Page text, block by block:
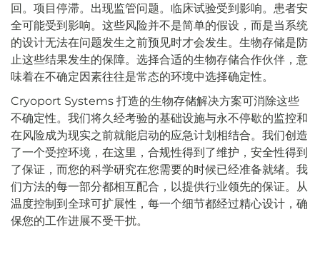
回。项目停滞。出现监管问题。临床试验受到影响。患者安
全可能受到影响。这些风险并不是简单的假设，而是当系统
的设计无法在问题发生之前预见时才会发生。生物存储是防
止这些结果发生的保障。选择合适的生物存储合作伙伴，意
味着在不确定因素往往是常态的环境中选择确定性。
Cryoport Systems 打造的生物存储解决方案可消除这些
不确定性。我们将久经考验的基础设施与永不停歇的监控和
在风险成为现实之前就能启动的应急计划相结合。我们创造
了一个受控环境，在这里，合规性得到了维护，安全性得到
了保证，而您的科学研究在您需要的时候已经准备就绪。我
们方法的每一部分都相互配合，以提供行业领先的保证。从
温度控制到全球可扩展性，每一个细节都经过精心设计，确
保您的工作进展不受干扰。